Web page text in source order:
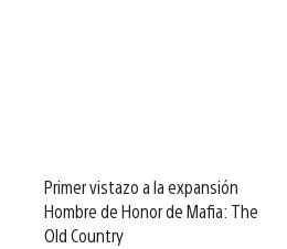
Primer vistazo a la expansión
Hombre de Honor de Mafia: The
Old Country